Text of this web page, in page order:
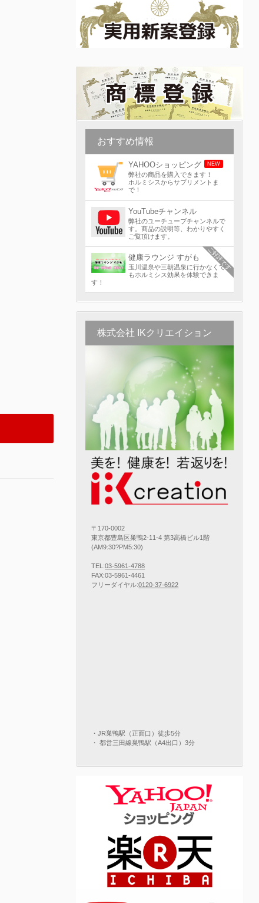
おすすめ情報
YAHOOショッピング NEW
弊社の商品を購入できます！
ホルミシスからサプリメントま
で！
YouTubeチャンネル
弊社のユーチューブチャンネルで
す。商品の説明等、わかりやすく
ご覧頂けます。
健康ラウンジ すがも
玉川温泉や三朝温泉に行かなくて
もホルミシス効果を体験できま
す！
ご好評です
株式会社 IKクリエイション
〒170-0002
東京都豊島区巣鴨2-11-4 第3高橋ビル1階
(AM9:30?PM5:30)
TEL:03-5961-4788
FAX:03-5961-4461
フリーダイヤル:0120-37-6922
・JR巣鴨駅（正面口）徒歩5分
・ 都営三田線巣鴨駅（A4出口）3分